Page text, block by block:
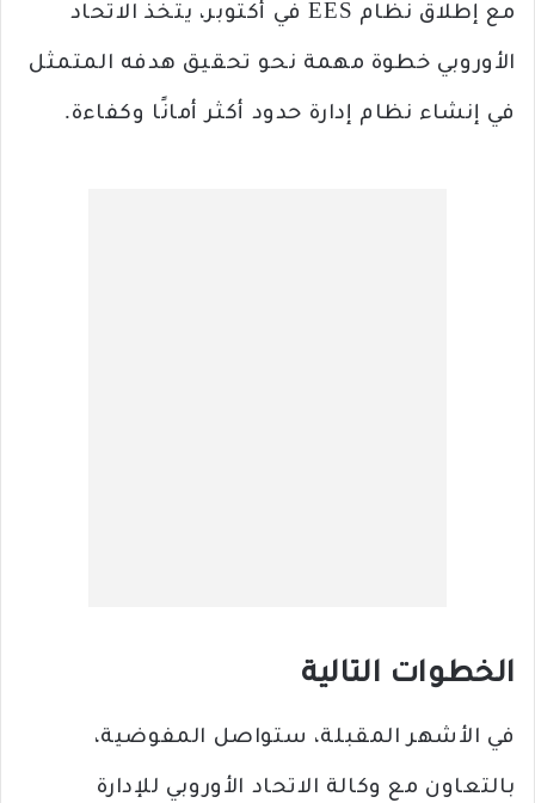
مع إطلاق نظام EES في أكتوبر، يتخذ الاتحاد
الأوروبي خطوة مهمة نحو تحقيق هدفه المتمثل
في إنشاء نظام إدارة حدود أكثر أمانًا وكفاءة.
الخطوات التالية
في الأشهر المقبلة، ستواصل المفوضية،
بالتعاون مع وكالة الاتحاد الأوروبي للإدارة